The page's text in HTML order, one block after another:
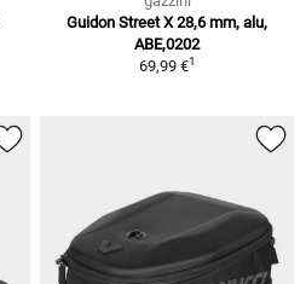
Guidon Street X 28,6 mm, alu,
ABE,0202
69,99 €1